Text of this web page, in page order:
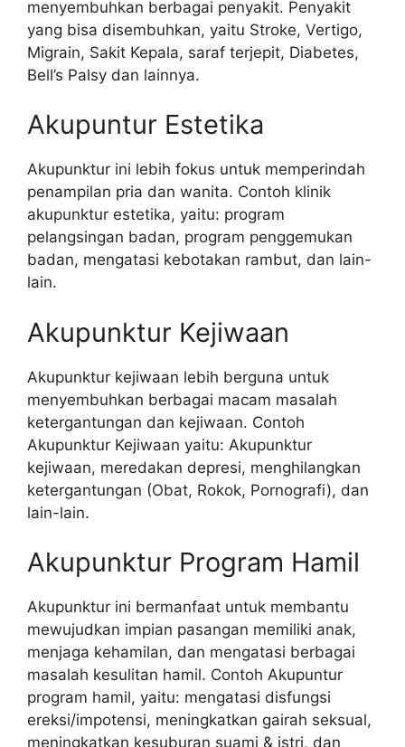
menyembuhkan berbagai penyakit. Penyakit
yang bisa disembuhkan, yaitu Stroke, Vertigo,
Migrain, Sakit Kepala, saraf terjepit, Diabetes,
Bell’s Palsy dan lainnya.
Akupuntur Estetika
Akupunktur ini lebih fokus untuk memperindah
penampilan pria dan wanita. Contoh klinik
akupunktur estetika, yaitu: program
pelangsingan badan, program penggemukan
badan, mengatasi kebotakan rambut, dan lain-
lain.
Akupunktur Kejiwaan
Akupunktur kejiwaan lebih berguna untuk
menyembuhkan berbagai macam masalah
ketergantungan dan kejiwaan. Contoh
Akupunktur Kejiwaan yaitu: Akupunktur
kejiwaan, meredakan depresi, menghilangkan
ketergantungan (Obat, Rokok, Pornografi), dan
lain-lain.
Akupunktur Program Hamil
Akupunktur ini bermanfaat untuk membantu
mewujudkan impian pasangan memiliki anak,
menjaga kehamilan, dan mengatasi berbagai
masalah kesulitan hamil. Contoh Akupuntur
program hamil, yaitu: mengatasi disfungsi
ereksi/impotensi, meningkatkan gairah seksual,
meningkatkan kesuburan suami & istri, dan